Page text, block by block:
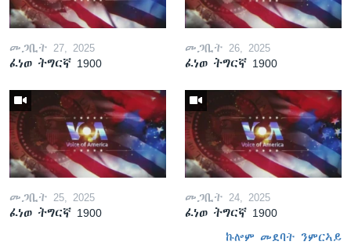
መጋቢት 27, 2025
ፈነወ ትግርኛ 1900
መጋቢት 26, 2025
ፈነወ ትግርኛ 1900
መጋቢት 25, 2025
ፈነወ ትግርኛ 1900
መጋቢት 24, 2025
ፈነወ ትግርኛ 1900
ኩሎም መደባት ንምርኣይ